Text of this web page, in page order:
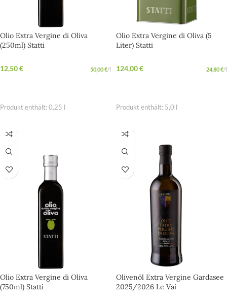
Olio Extra Vergine di Oliva
(250ml) Statti
12,50€ 50,00€/l
Produkt enthält: 0,25 l
Olio Extra Vergine di Oliva (5
Liter) Statti
124,00€ 24,80€/l
Produkt enthält: 5,0 l
Olio Extra Vergine di Oliva
(750ml) Statti
Olivenöl Extra Vergine Gardasee
2025/2026 Le Vai